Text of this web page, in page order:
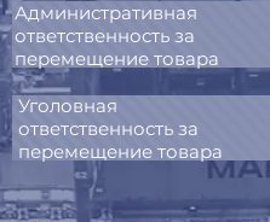
Административная
ответственность за
перемещение товара
Уголовная
ответственность за
перемещение товара